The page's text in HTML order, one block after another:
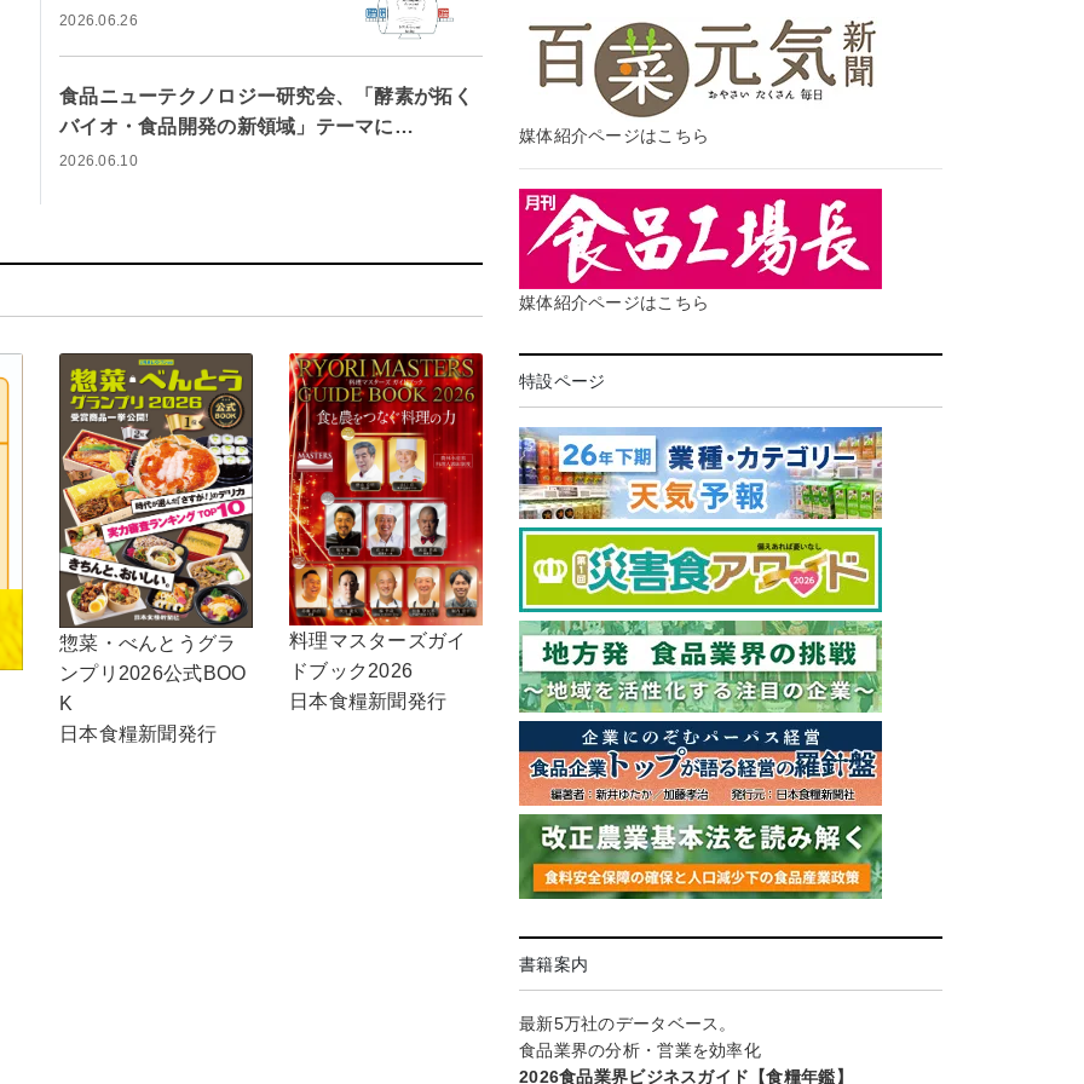
2026.06.26
食品ニューテクノロジー研究会、「酵素が拓く
バイオ・食品開発の新領域」テーマに…
2026.06.10
惣菜・べんとうグラ
ンプリ2026公式BOO
K
日本食糧新聞発行
料理マスターズガイ
ドブック2026
日本食糧新聞発行
媒体紹介ページはこちら
媒体紹介ページはこちら
特設ページ
書籍案内
最新5万社のデータベース。
食品業界の分析・営業を効率化
2026食品業界ビジネスガイド【食糧年鑑】